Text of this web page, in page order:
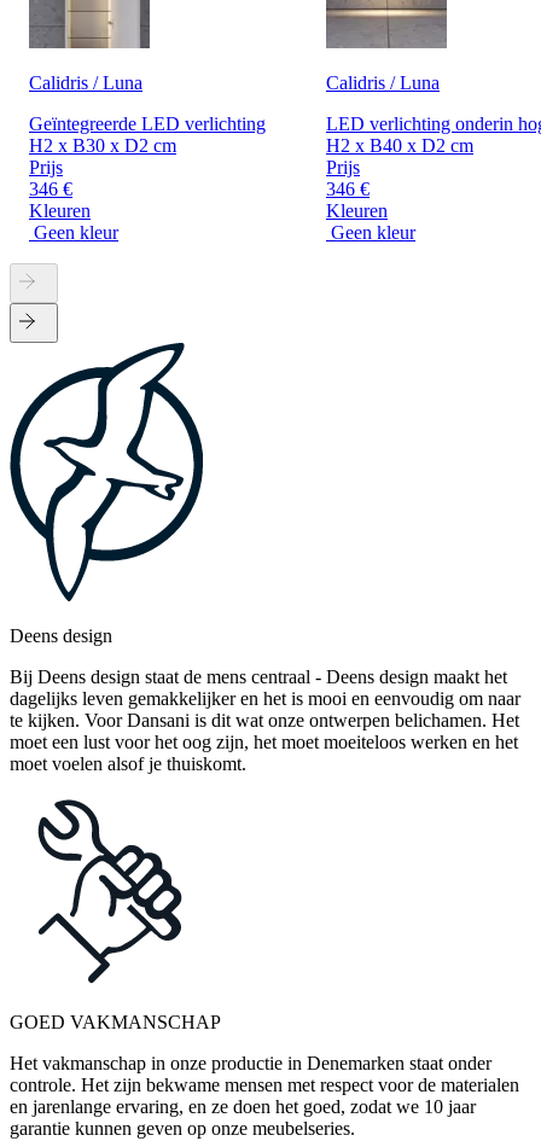
Calidris / Luna
Geïntegreerde LED verlichting
H2 x B30 x D2 cm
Prijs
346 €
Kleuren
Geen kleur
Calidris / Luna
LED verlichting onderin
H2 x B40 x D2 cm
Prijs
346 €
Kleuren
Geen kleur
Deens design
Bij Deens design staat de mens centraal - Deens design maakt het
dagelijks leven gemakkelijker en het is mooi en eenvoudig om naar
te kijken. Voor Dansani is dit wat onze ontwerpen belichamen. Het
moet een lust voor het oog zijn, het moet moeiteloos werken en het
moet voelen alsof je thuiskomt.
GOED VAKMANSCHAP
Het vakmanschap in onze productie in Denemarken staat onder
controle. Het zijn bekwame mensen met respect voor de materialen
en jarenlange ervaring, en ze doen het goed, zodat we 10 jaar
garantie kunnen geven op onze meubelseries.